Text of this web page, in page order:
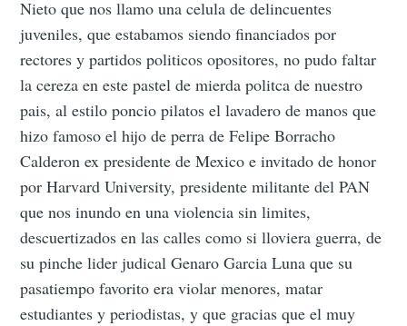
Nieto que nos llamo una celula de delincuentes
juveniles, que estabamos siendo financiados por
rectores y partidos politicos opositores, no pudo faltar
la cereza en este pastel de mierda politca de nuestro
pais, al estilo poncio pilatos el lavadero de manos que
hizo famoso el hijo de perra de Felipe Borracho
Calderon ex presidente de Mexico e invitado de honor
por Harvard University, presidente militante del PAN
que nos inundo en una violencia sin limites,
descuertizados en las calles como si lloviera guerra, de
su pinche lider judical Genaro Garcia Luna que su
pasatiempo favorito era violar menores, matar
estudiantes y periodistas, y que gracias que el muy